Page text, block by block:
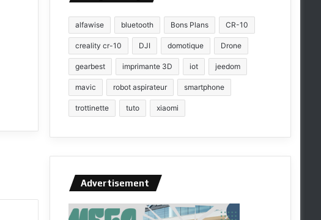
alfawise bluetooth Bons Plans CR-10
creality cr-10 DJI domotique Drone
gearbest imprimante 3D iot jeedom
mavic robot aspirateur smartphone
trottinette tuto xiaomi
Advertisement